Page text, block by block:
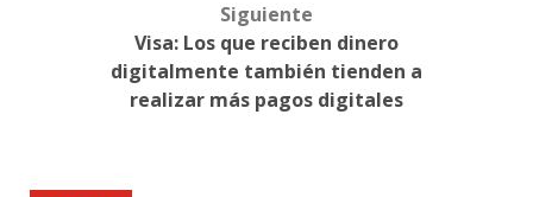
Siguiente
Visa: Los que reciben dinero
digitalmente también tienden a
realizar más pagos digitales